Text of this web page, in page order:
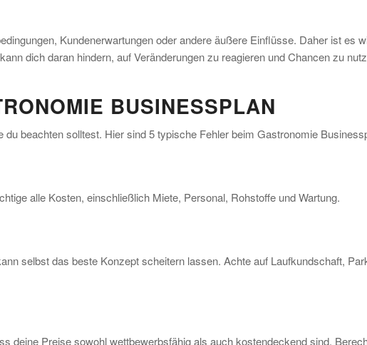
Kundenerwartungen oder andere äußere Einflüsse. Daher ist es
dich daran hindern, auf Veränderungen zu reagieren und Chancen zu
BUSINESSPLAN
beachten solltest. Hier sind 5 typische Fehler beim Gastronomie
alle Kosten, einschließlich Miete, Personal, Rohstoffe und Wartung.
selbst das beste Konzept scheitern lassen. Achte auf Laufkundschaft,
deine Preise sowohl wettbewerbsfähig als auch kostendeckend sind.